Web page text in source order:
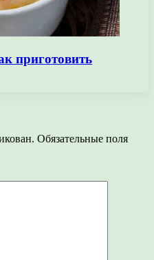
приготовить
Обязательные поля